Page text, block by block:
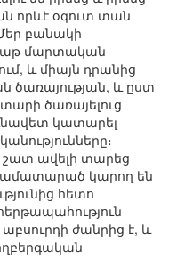
որևէ օգուտ տան
բանակի
մարտական
և միայն դրանից
ծառայության, և ըստ
ծառայելուց
կատարել
շատ ավելի տարեց
կարող են
հետո
ժանրից է, և